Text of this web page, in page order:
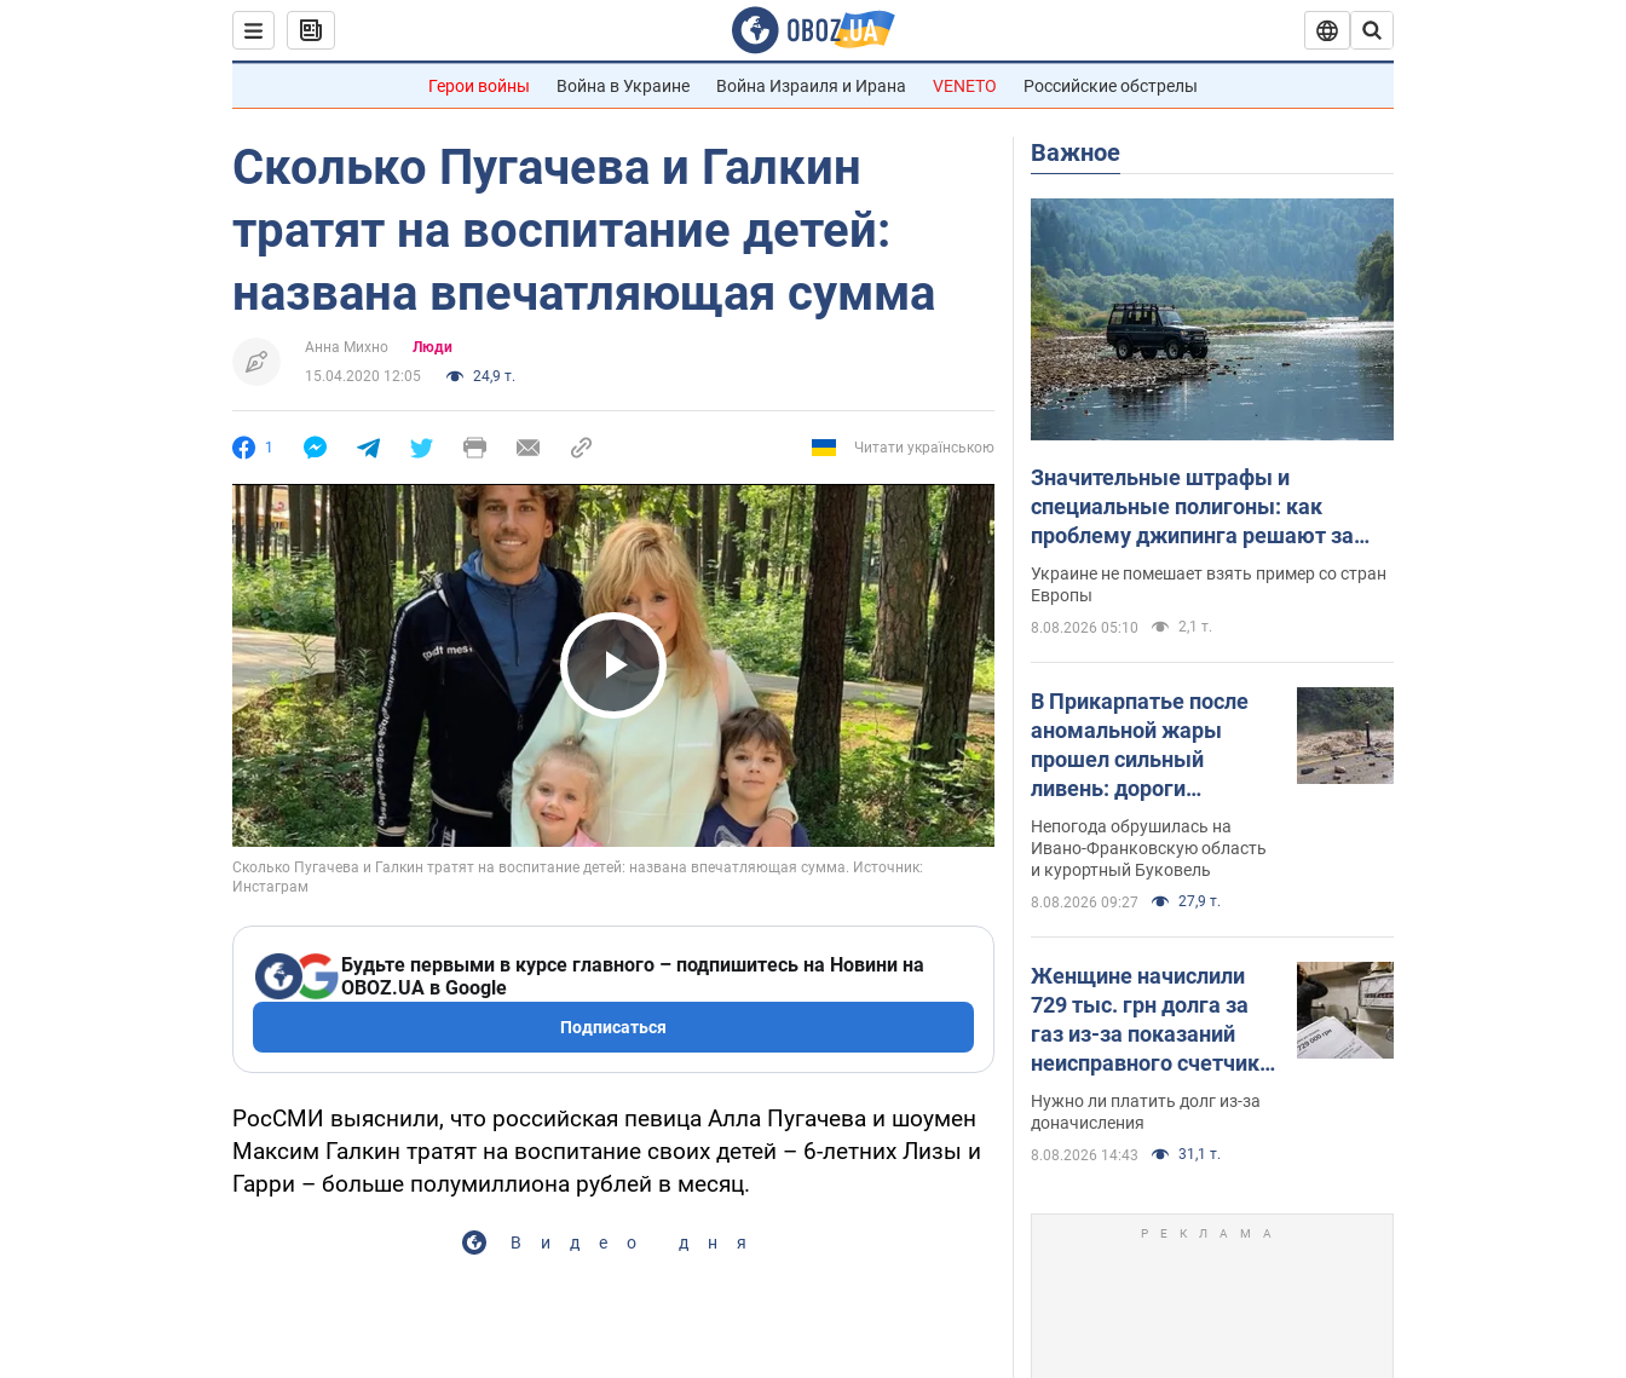
Герои войны Война в Украине Война Израиля и Ирана VENETO Российские обстрелы
Сколько Пугачева и Галкин
тратят на воспитание детей:
названа впечатляющая сумма
Анна Михно
Люди
15.04.2020 12:05
24,9 т.
1 Читати українською
Play Video
Будьте первыми в курсе главного – подпишитесь на Новини на
OBOZ.UA в Google
Подписаться
РосСМИ выяснили, что российская певица Алла Пугачева и шоумен
Максим Галкин тратят на воспитание своих детей – 6-летних Лизы и
Гарри – больше полумиллиона рублей в месяц.
Видео дня
Важное
Значительные штрафы и
специальные полигоны: как
проблему джипинга решают за
границей
Украине не помешает взять пример со стран
Европы
8.08.2026 05:10 2,1 т.
В Прикарпатье после
аномальной жары
прошел сильный
ливень: дороги
превратились в реки.
Видео
Непогода обрушилась на
Ивано-Франковскую область
и курортный Буковель
8.08.2026 09:27 27,9 т.
Женщине начислили
729 тыс. грн долга за
газ из-за показаний
неисправного счетчика:
судья вынес
неожиданное решение
Нужно ли платить долг из-за
доначисления
8.08.2026 14:43 31,1 т.